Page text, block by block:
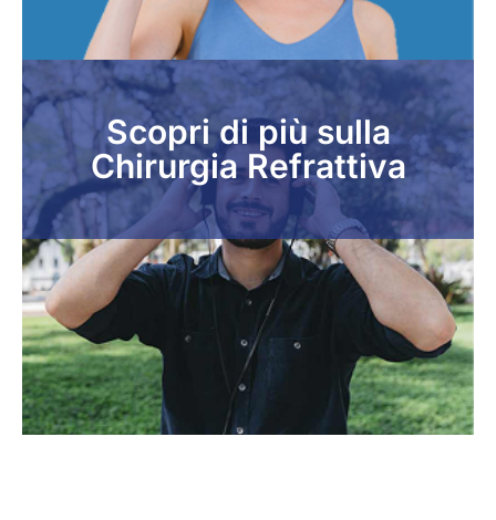
Scopri di più sulla
Chirurgia Refrattiva